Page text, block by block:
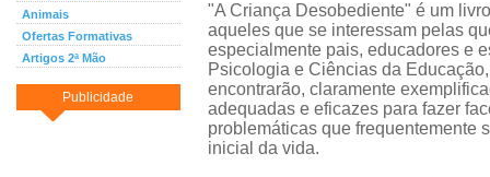
Animais
Ofertas Formativas
Artigos 2ª Mão
Publicidade
"A Criança Desobediente" é um
aqueles que se interessam pelas
especialmente pais, educadores e
Psicologia e Ciências da
encontrarão, claramente
adequadas e eficazes para fazer
problemáticas que frequentemente
inicial da vida.